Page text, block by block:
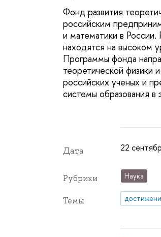
Фонд развития
российским
и математики в
находятся на высоком
Программы фонда
теоретической физики
российских ученых и
системы образования в
Дата 22
Рубрики Наука
Темы